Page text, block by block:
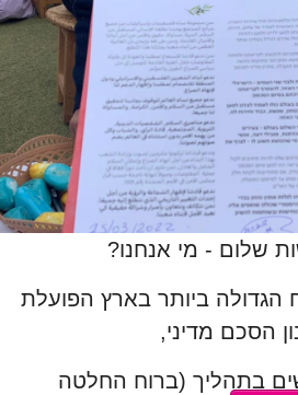
שלום - מי אנחנו?
הגדולה ביותר בארץ הפועלת
הסכם מדיני,
בתהליך (ברוח החלטה